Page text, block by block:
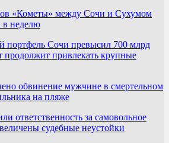
«Кометы» между Сочи и Сухумом
в неделю
портфель Сочи превысил 700 млрд
продолжит привлекать крупные
обвинение мужчине в смертельном
на пляже
ответственность за самовольное
судебные неустойки